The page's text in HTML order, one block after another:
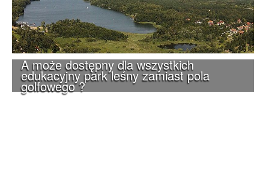
A może dostępny dla wszystkich
edukacyjny park leśny zamiast pola
golfowego ?